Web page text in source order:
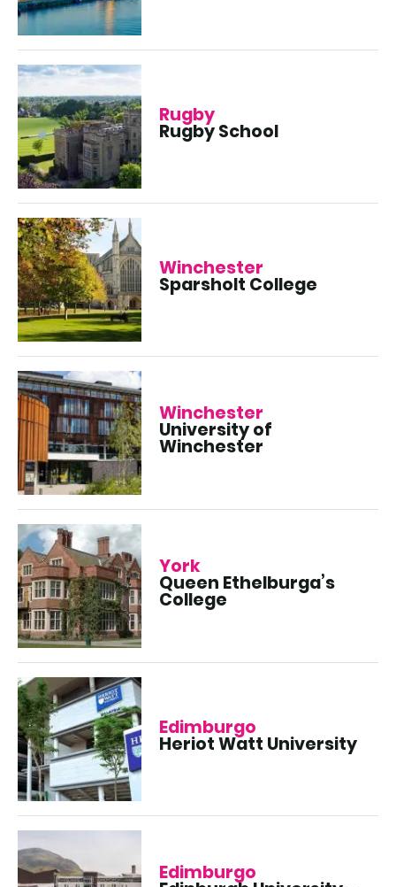
Rugby
Rugby School
Winchester
Sparsholt College
Winchester
University of
Winchester
York
Queen Ethelburga’s
College
Edimburgo
Heriot Watt University
Edimburgo